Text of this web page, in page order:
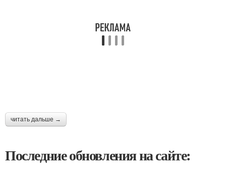
читать дальше →
Последние обновления на сайте: